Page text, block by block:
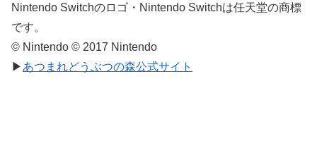
Nintendo Switchのロゴ・Nintendo Switchは任天堂の商標
です。
© Nintendo © 2017 Nintendo
▶ あつまれどうぶつの森公式サイト